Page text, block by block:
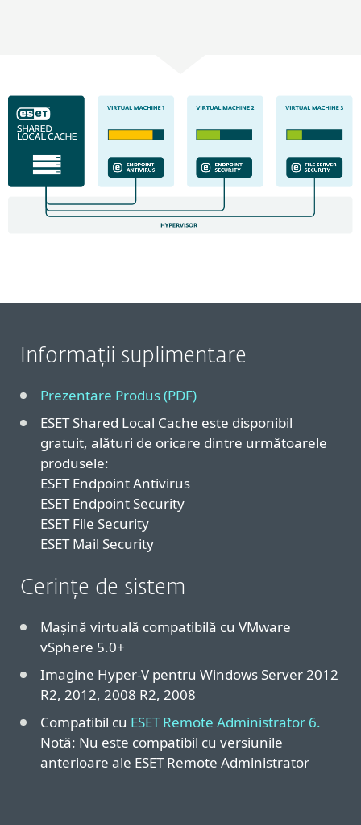
Informații suplimentare
Prezentare Produs (PDF)
ESET Shared Local Cache este disponibil
gratuit, alături de oricare dintre următoarele
produsele:
ESET Endpoint Antivirus
ESET Endpoint Security
ESET File Security
ESET Mail Security
Cerințe de sistem
Mașină virtuală compatibilă cu VMware
vSphere 5.0+
Imagine Hyper-V pentru Windows Server 2012
R2, 2012, 2008 R2, 2008
Compatibil cu ESET Remote Administrator 6.
Notă: Nu este compatibil cu versiunile
anterioare ale ESET Remote Administrator